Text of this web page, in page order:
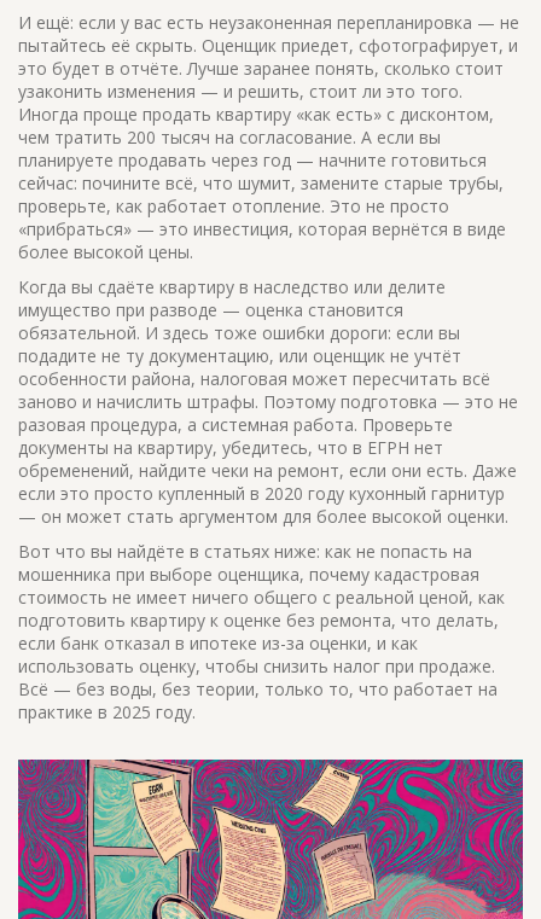
И ещё: если у вас есть неузаконенная перепланировка — не
пытайтесь её скрыть. Оценщик приедет, сфотографирует, и
это будет в отчёте. Лучше заранее понять, сколько стоит
узаконить изменения — и решить, стоит ли это того.
Иногда проще продать квартиру «как есть» с дисконтом,
чем тратить 200 тысяч на согласование. А если вы
планируете продавать через год — начните готовиться
сейчас: почините всё, что шумит, замените старые трубы,
проверьте, как работает отопление. Это не просто
«прибраться» — это инвестиция, которая вернётся в виде
более высокой цены.
Когда вы сдаёте квартиру в наследство или делите
имущество при разводе — оценка становится
обязательной. И здесь тоже ошибки дороги: если вы
подадите не ту документацию, или оценщик не учтёт
особенности района, налоговая может пересчитать всё
заново и начислить штрафы. Поэтому подготовка — это не
разовая процедура, а системная работа. Проверьте
документы на квартиру, убедитесь, что в ЕГРН нет
обременений, найдите чеки на ремонт, если они есть. Даже
если это просто купленный в 2020 году кухонный гарнитур
— он может стать аргументом для более высокой оценки.
Вот что вы найдёте в статьях ниже: как не попасть на
мошенника при выборе оценщика, почему кадастровая
стоимость не имеет ничего общего с реальной ценой, как
подготовить квартиру к оценке без ремонта, что делать,
если банк отказал в ипотеке из-за оценки, и как
использовать оценку, чтобы снизить налог при продаже.
Всё — без воды, без теории, только то, что работает на
практике в 2025 году.